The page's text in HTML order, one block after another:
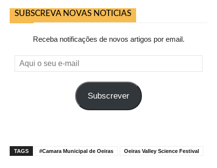
SUBSCREVA NOVAS NOTICIAS
Receba notificações de novos artigos por email.
Aqui
o
Subscrever
TAGS #Camara Municipal de Oeiras Oeiras Valley Science Festival